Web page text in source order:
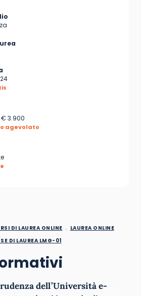
€ 3.900
agevolato
DI LAUREA ONLINE
LAUREA ONLINE
DI LAUREA LMG-01
dell’Università e-